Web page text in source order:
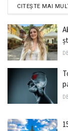
la maxim a
CITEŞTE MAI